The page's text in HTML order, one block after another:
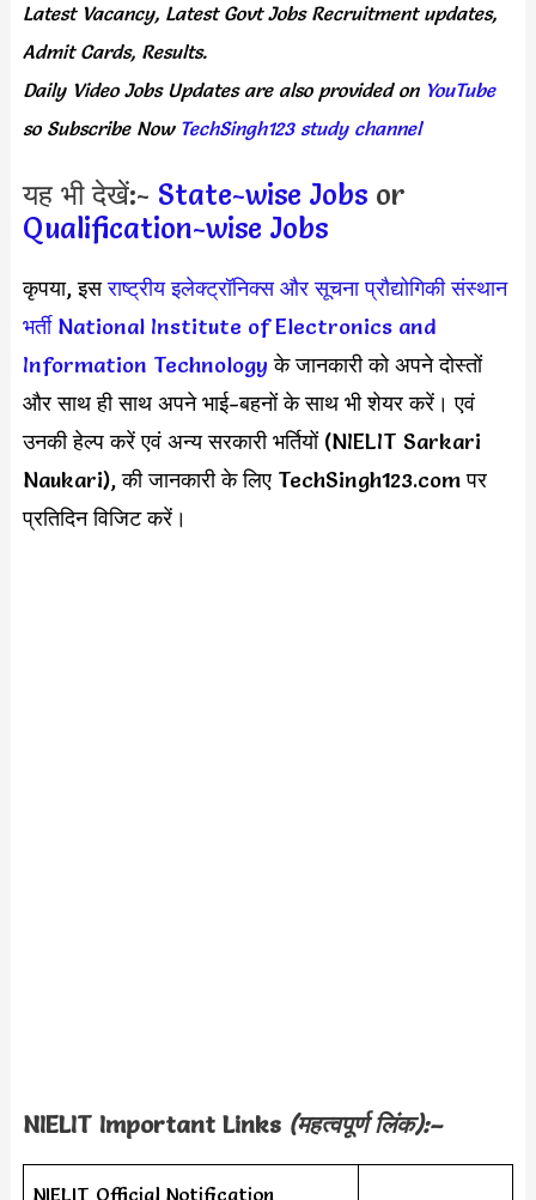
Latest Vacancy, Latest Govt Jobs Recruitment updates,
Admit Cards, Results.
Daily Video Jobs Updates are also provided onYouTube
so Subscribe Now TechSingh123 study channel
यह भी देखें:- State-wise Jobs or
Qualification-wise Jobs
कृपया, इसराष्ट्रीय इलेक्ट्रॉनिक्स और सूचना प्रौद्योगिकी संस्थान
भर्ती National Institute of Electronics and
Information Technology के जानकारी को अपने दोस्तों
और साथ ही साथ अपने भाई-बहनों के साथ भी शेयर करें। एवं
उनकी हेल्प करें एवं अन्य सरकारी भर्तियों (NIELIT Sarkari
Naukari), की जानकारी के लिए TechSingh123.com पर
प्रतिदिन विजिट करें।
NIELIT Important Links (महत्वपूर्ण लिंक):–
NIELIT Official Notification